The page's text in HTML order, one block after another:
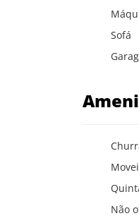
Sofá
Não